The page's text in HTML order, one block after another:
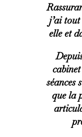
j’ai tout
elle et
séances
que la